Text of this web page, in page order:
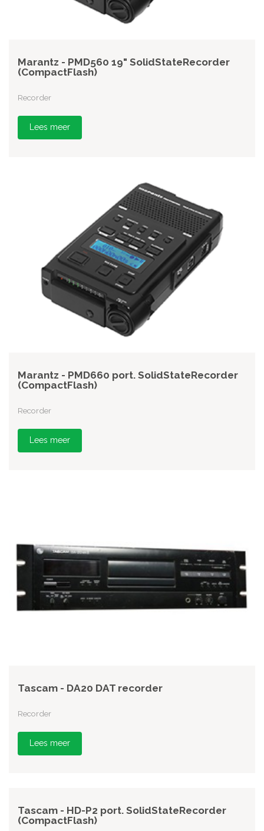
Marantz - PMD560 19" SolidStateRecorder
(CompactFlash)
Recorder
Lees meer
Marantz - PMD660 port. SolidStateRecorder
(CompactFlash)
Recorder
Lees meer
Tascam - DA20 DAT recorder
Recorder
Lees meer
Tascam - HD-P2 port. SolidStateRecorder
(CompactFlash)